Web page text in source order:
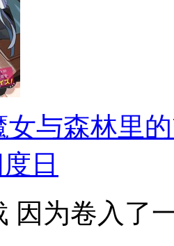
女与森林里
日
因为卷入了